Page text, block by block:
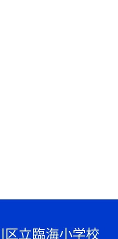
区立臨海小学校